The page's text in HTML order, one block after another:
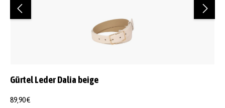
Gürtel Leder Dalia beige
89,90 €